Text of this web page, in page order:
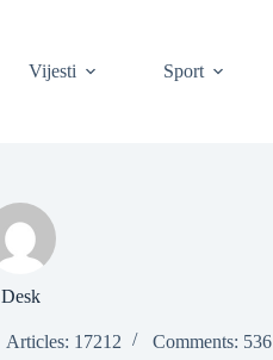
Vijesti
Sport
Desk
Articles: 17212 Comments: 536